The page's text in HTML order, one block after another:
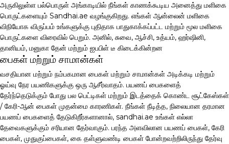
அருகிலுள்ள பல்பொருள் அங்காடியில் நீங்கள் காணக்கூடிய அனைத்து மளிகை
பொருட்களையும் Sandhai.ae வழங்குகிறது. எங்கள் ஆன்லைன் மளிகை
விநியோக விருப்பம் உங்களுக்கு புதிதாக பாதுகாக்கப்பட்ட மற்றும் மூல மளிகை
பொருட்களை விரைவில் பெறும். அனில், சுவை, ஆச்சி, உத்யம், ஹர்ஷினி,
தானியம், மனுகா தேன் மற்றும் ஐபபிள் டீ கிடைக்கின்றன
பைகள் மற்றும் சாமான்கள்
வசதியான மற்றும் நம்பகமான பைகள் மற்றும் சாமான்கள் அடிக்கடி மற்றும்
ஓய்வு நேர பயணிகளுக்கு ஒரு ஆசீர்வாதம். பயணப் பைகளைத்
தேர்ந்தெடுக்கும் போது பல பெட்டிகள் மற்றும் இடத்தைக் கொண்ட சூட்கேஸ்கள்
/ கேரி-ஆன் பைகள் முதன்மை காரணிகள். நீங்கள் நீடித்த, நிலையான தரமான
பயணப் பைகளைத் தேடுகிறீர்களானால், sandhai.ae உங்கள் எல்லா
தேவைகளுக்கும் சரியான தேர்வாகும். பரந்த அளவிலான பயணப் பைகள், கேரி
பைகள், முதுகுப்பைகள், கை தள்ளுவண்டி பைகள் போன்றவற்றிலிருந்து தேர்வு